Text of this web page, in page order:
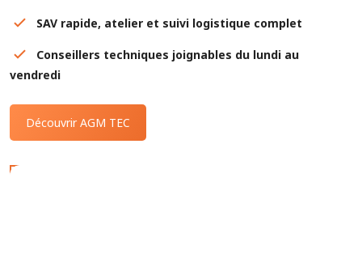
SAV rapide, atelier et suivi logistique complet
Conseillers techniques joignables du lundi au
vendredi
Découvrir AGM TEC